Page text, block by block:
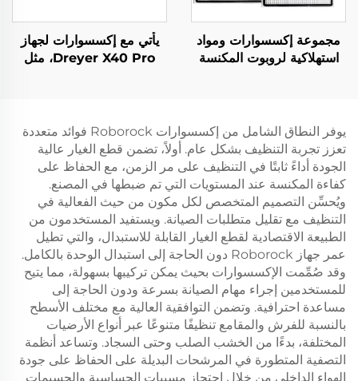
مجموعة إكسسوارات ومواد
استهلاكية لروبوت المكنسة
يأتي مع إكسسوارات لجهاز
Dreyer X40 Pro، مثل
يوفر النطاق الشامل من إكسسوارات Roborock فوائد متعددة
تعزز تجربة التنظيف بشكل عام. أولاً، تضمن قطع الغيار عالية
الجودة أداءً ثابتًا في التنظيف على مر الزمن، مع الحفاظ على
كفاءة المكنسة عند المستويات التي تم ضبطها في المصنع.
ويُحسِّن التصميم المتخصص لكل مكون من حيث الفعالية في
التنظيف مع تقليل متطلبات الصيانة. ويستفيد المستخدمون من
الطبيعة الاقتصادية لقطع الغيار القابلة للاستبدال، والتي تطيل
عمر جهاز Roborock دون الحاجة إلى استبدال الوحدة بالكامل.
وقد صُمِّمت الإكسسوارات بحيث يمكن تركيبها بسهولة، مما يتيح
للمستخدمين إجراء مهام الصيانة بسرعة ودون الحاجة إلى
مساعدة احترافية. وتضمن التوافقية العالية مع مختلف الأسطح
بالنسبة للفرش والمقامع تنظيفًا متنوعًا عبر أنواع الأرضيات
المختلفة، بدءًا من الخشب الصلب وحتى السجاد. وتساعد أنظمة
التصفية المتطورة في المرشحات البديلة على الحفاظ على جودة
الهواء الداخلي من خلال احتجاز مسببات الحساسية والجسيمات